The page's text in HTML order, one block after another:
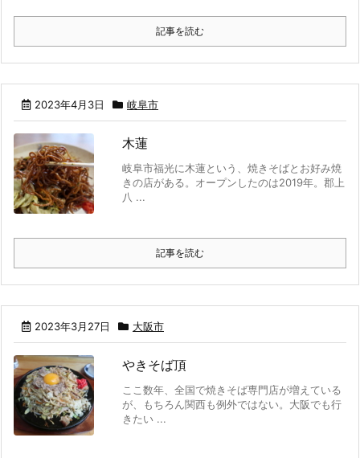
記事を読む
2023年4月3日 岐阜市
木蓮
岐阜市福光に木蓮という、焼きそばとお好み焼
きの店がある。オープンしたのは2019年。郡上
八 ...
記事を読む
2023年3月27日 大阪市
やきそば頂
ここ数年、全国で焼きそば専門店が増えている
が、もちろん関西も例外ではない。大阪でも行
きたい ...